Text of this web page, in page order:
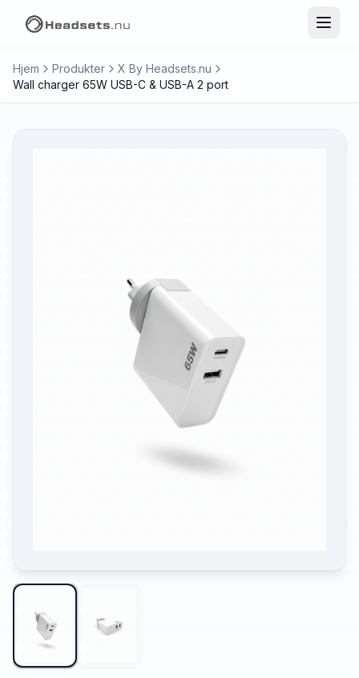
Hjem Produkter
X By Headsets.nu
Wall charger 65W USB-C & USB-A 2 port